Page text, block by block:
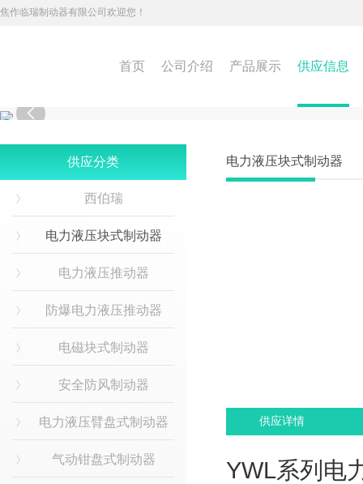
焦作临瑞制动器有限公司欢迎您！
首页 公司介绍 产品展示 供应信息

供应分类
西伯瑞
电力液压块式制动器
电力液压推动器
防爆电力液压推动器
电磁块式制动器
安全防风制动器
电力液压臂盘式制动器
气动钳盘式制动器
电力液压块式制动器
供应详情
YWL系列电